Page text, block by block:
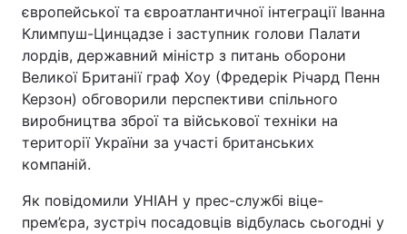
європейської та євроатлантичної інтеграції Іванна
Климпуш-Цинцадзе і заступник голови Палати
лордів, державний міністр з питань оборони
Великої Британії граф Хоу (Фредерік Річард Пенн
Керзон) обговорили перспективи спільного
виробництва зброї та військової техніки на
території України за участі британських
компаній.
Як повідомили УНІАН у прес-службі віце-
прем’єра, зустріч посадовців відбулась сьогодні у